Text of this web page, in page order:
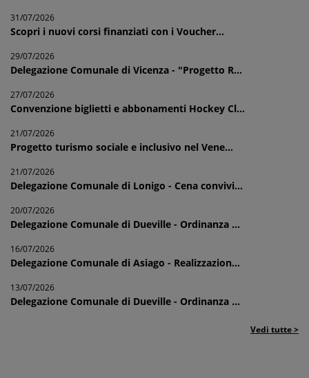
31/07/2026
Scopri i nuovi corsi finanziati con i Voucher...
29/07/2026
Delegazione Comunale di Vicenza - "Progetto R...
27/07/2026
Convenzione biglietti e abbonamenti Hockey Cl...
21/07/2026
Progetto turismo sociale e inclusivo nel Vene...
21/07/2026
Delegazione Comunale di Lonigo - Cena convivi...
20/07/2026
Delegazione Comunale di Dueville - Ordinanza ...
16/07/2026
Delegazione Comunale di Asiago - Realizzazion...
13/07/2026
Delegazione Comunale di Dueville - Ordinanza ...
Vedi tutte >